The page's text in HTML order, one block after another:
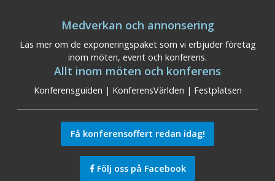
Medverkan och annonsering
Läs mer om de exponeringspaket som vi erbjuder företag
inom möten, event och konferens.
Allt inom möten och konferens
Konferensguiden | KonferensVärlden | Festplatsen
Få konferensoffert redan idag!
Följ oss på Facebook